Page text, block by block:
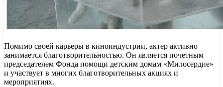
Помимо своей карьеры в киноиндустрии, актер активно
занимается благотворительностью. Он является почетным
председателем Фонда помощи детским домам «Милосердие»
и участвует в многих благотворительных акциях и
мероприятиях.